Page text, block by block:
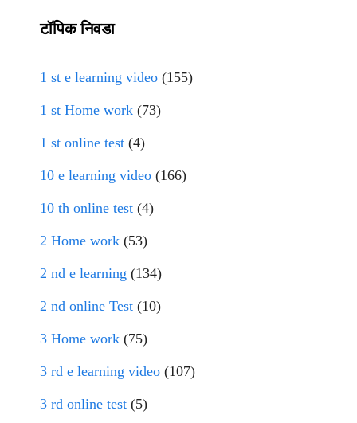
टॉपिक निवडा
1 st e learning video (155)
1 st Home work (73)
1 st online test (4)
10 e learning video (166)
10 th online test (4)
2 Home work (53)
2 nd e learning (134)
2 nd online Test (10)
3 Home work (75)
3 rd e learning video (107)
3 rd online test (5)